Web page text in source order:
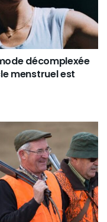
décomplexée
menstruel est